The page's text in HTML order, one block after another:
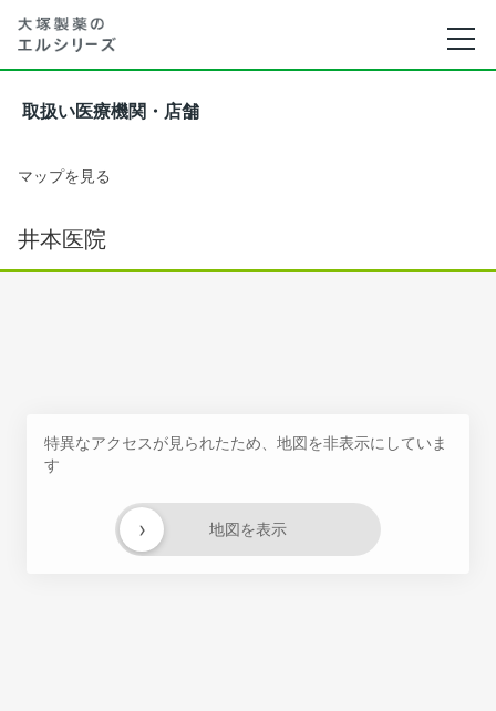
取扱い医療機関・店舗
マップを見る
井本医院
特異なアクセスが見られたため、地図を非表示にしていま
す
地図を表示
›